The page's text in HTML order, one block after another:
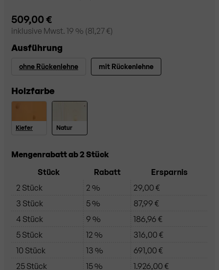
509,00 €
inklusive Mwst. 19 % (81,27 €)
Ausführung
ohne Rückenlehne mit Rückenlehne
Holzfarbe
Kiefer Natur
Mengenrabatt ab 2 Stück
Stück
Rabatt
Ersparnis
2 Stück
2 %
29,00 €
3 Stück
5 %
87,99 €
4 Stück
9 %
186,96 €
5 Stück
12 %
316,00 €
10 Stück
13 %
691,00 €
25 Stück
15 %
1.926,00 €